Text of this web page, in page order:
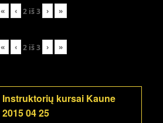
« ‹ 2 iš3 › »
« ‹ 2 iš3 › »
Instruktorių kursai Kaune
2015 04 25